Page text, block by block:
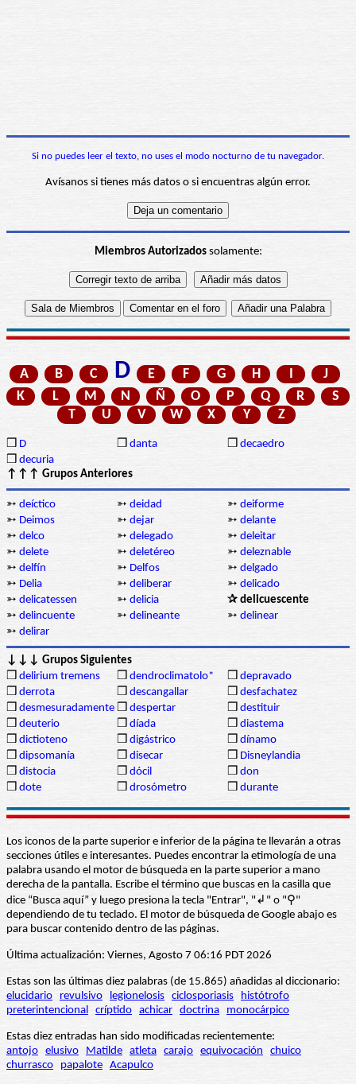
Si no puedes leer el texto, no uses el modo nocturno de tu navegador.
Avísanos si tienes más datos o si encuentras algún error.
Miembros Autorizadossolamente:
A B C D E F G H I
J
K
L M N Ñ O P Q R
S
T
U V W X Y Z
❒ D ❒ danta ❒ decaedro
❒ decuria
↑↑↑ Grupos Anteriores
➳ deíctico ➳ deidad ➳ deiforme
➳ Deimos ➳ dejar ➳ delante
➳ delco ➳ delegado ➳ deleitar
➳ delete ➳ deletéreo ➳ deleznable
➳ delfín ➳ Delfos ➳ delgado
➳ Delia ➳ deliberar ➳ delicado
➳ delicatessen ➳ delicia
✰ delicuescente
➳ delincuente ➳ delineante ➳ delinear
➳ delirar
↓↓↓ Grupos Siguientes
❒ delirium tremens ❒ dendroclimatolo* ❒ depravado
❒ derrota ❒ descangallar ❒ desfachatez
❒ desmesuradamente ❒ despertar ❒ destituir
❒ deuterio ❒ díada ❒ diastema
❒ dictioteno ❒ digástrico ❒ dínamo
❒ dipsomanía ❒ disecar ❒ Disneylandia
❒ distocia ❒ dócil ❒ don
❒ dote ❒ drosómetro ❒ durante
Los iconos de la parte superior e inferior de la página te llevarán a otras
secciones útiles e interesantes. Puedes encontrar la etimología de una
palabra usando el motor de búsqueda en la parte superior a mano
derecha de la pantalla. Escribe el término que buscas en la casilla que
dice “Busca aquí” y luego presiona la tecla "Entrar", "↲" o "⚲"
dependiendo de tu teclado. El motor de búsqueda de Google abajo es
para buscar contenido dentro de las páginas.
Última actualización: Viernes, Agosto 7 06:16 PDT 2026
Estas son las últimas diez palabras (de 15.865) añadidas al diccionario:
elucidario
revulsivo legionelosis ciclosporiasis
histótrofo
preterintencional críptido achicar doctrina monocárpico
Estas diez entradas han sido modificadas recientemente:
antojo elusivo Matilde atleta carajo equivocación
chuico
churrasco
papalote Acapulco